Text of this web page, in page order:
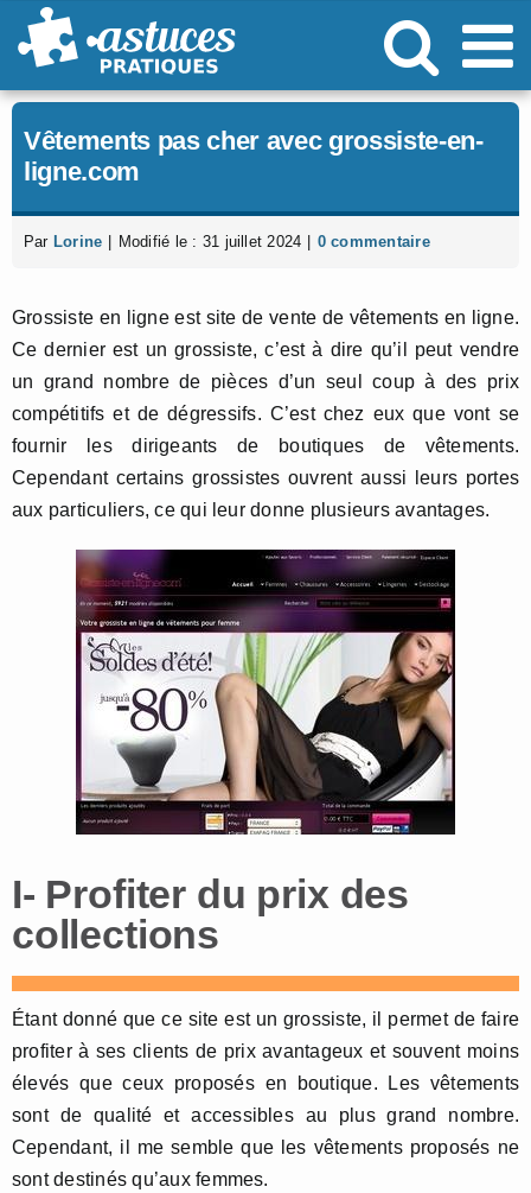
Passer
au
Vêtements pas cher avec grossiste-en-
ligne.com
Par Lorine Modifié le : 31 juillet 2024 0 commentaire
Grossiste en ligne est site de vente de vêtements en ligne.
Ce dernier est un grossiste, c’est à dire qu’il peut vendre
un grand nombre de pièces d’un seul coup à des prix
compétitifs et de dégressifs. C’est chez eux que vont se
fournir les dirigeants de boutiques de vêtements.
Cependant certains grossistes ouvrent aussi leurs portes
aux particuliers, ce qui leur donne plusieurs avantages.
I- Profiter du prix des
collections
Étant donné que ce site est un grossiste, il permet de faire
profiter à ses clients de prix avantageux et souvent moins
élevés que ceux proposés en boutique. Les vêtements
sont de qualité et accessibles au plus grand nombre.
Cependant, il me semble que les vêtements proposés ne
sont destinés qu’aux femmes.